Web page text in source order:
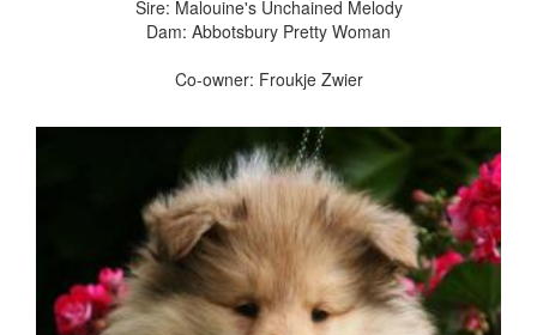
Sire: Malouine's Unchained Melody
Dam: Abbotsbury Pretty Woman
Co-owner: Froukje Zwier